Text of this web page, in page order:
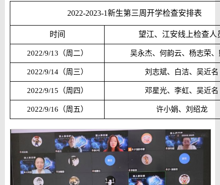
2022-2023-1新生第三周开学检查安排表
时间 望江、江安线上检查人
2022/9/13 （周二） 吴永杰、何韵云、杨志荣、
2022/9/14（周三） 刘志斌、白洁、吴近名
2022/9/15 （周四） 邓星光、李虹、吴近名
2022/9/16 （周五） 许小娟、刘绍龙